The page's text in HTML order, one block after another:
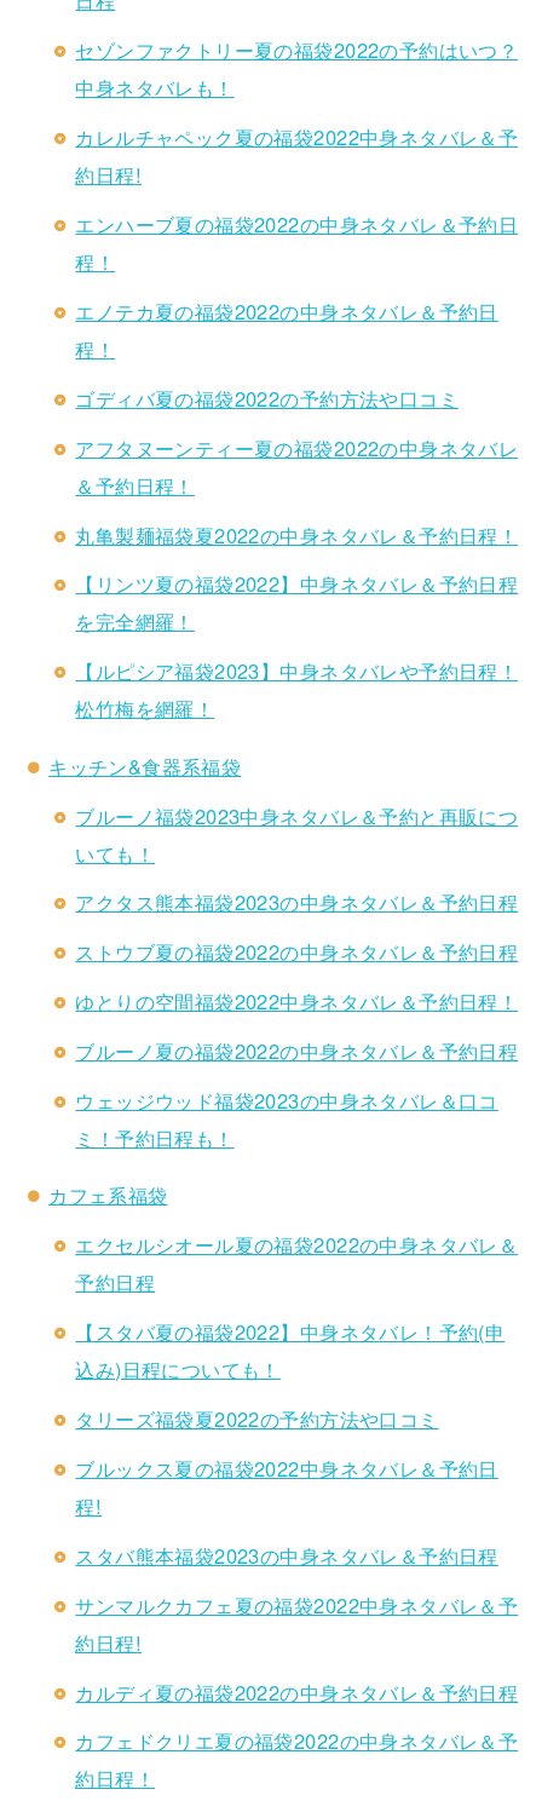
セゾンファクトリー夏の福袋2022の予約はいつ？
中身ネタバレも！
カレルチャペック夏の福袋2022中身ネタバレ＆予
約日程!
エンハーブ夏の福袋2022の中身ネタバレ＆予約日
程！
エノテカ夏の福袋2022の中身ネタバレ＆予約日
程！
ゴディバ夏の福袋2022の予約方法や口コミ
アフタヌーンティー夏の福袋2022の中身ネタバレ
＆予約日程！
丸亀製麺福袋夏2022の中身ネタバレ＆予約日程！
【リンツ夏の福袋2022】中身ネタバレ＆予約日程
を完全網羅！
【ルピシア福袋2023】中身ネタバレや予約日程！
松竹梅を網羅！
キッチン&食器系福袋
ブルーノ福袋2023中身ネタバレ＆予約と再販につ
いても！
アクタス熊本福袋2023の中身ネタバレ＆予約日程
ストウブ夏の福袋2022の中身ネタバレ＆予約日程
ゆとりの空間福袋2022中身ネタバレ＆予約日程！
ブルーノ夏の福袋2022の中身ネタバレ＆予約日程
ウェッジウッド福袋2023の中身ネタバレ＆口コ
ミ！予約日程も！
カフェ系福袋
エクセルシオール夏の福袋2022の中身ネタバレ＆
予約日程
【スタバ夏の福袋2022】中身ネタバレ！予約(申
込み)日程についても！
タリーズ福袋夏2022の予約方法や口コミ
ブルックス夏の福袋2022中身ネタバレ＆予約日
程!
スタバ熊本福袋2023の中身ネタバレ＆予約日程
サンマルクカフェ夏の福袋2022中身ネタバレ＆予
約日程!
カルディ夏の福袋2022の中身ネタバレ＆予約日程
カフェドクリエ夏の福袋2022の中身ネタバレ＆予
約日程！